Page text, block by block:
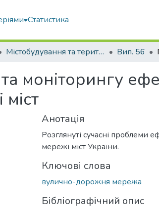
Статистика
Містобудування та територіальне планування Вип. 56
моніторингу
Анотація
Розглянуті сучасні проблеми
мережі міст України.
Ключові слова
вулично-дорожня мережа
Бібліографічний опис